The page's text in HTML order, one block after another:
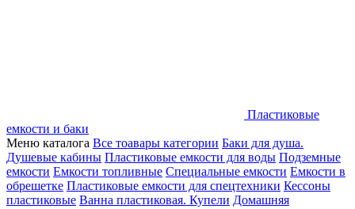
Пластиковые
емкости и баки
Меню каталога Все тоавары категории Баки для душа.
Душевые кабины Пластиковые емкости для воды Подземные
емкости Емкости топливные Специальные емкости Емкости в
обрешетке Пластиковые емкости для спецтехники Кессоны
пластиковые Ванна пластиковая. Купели Домашняя